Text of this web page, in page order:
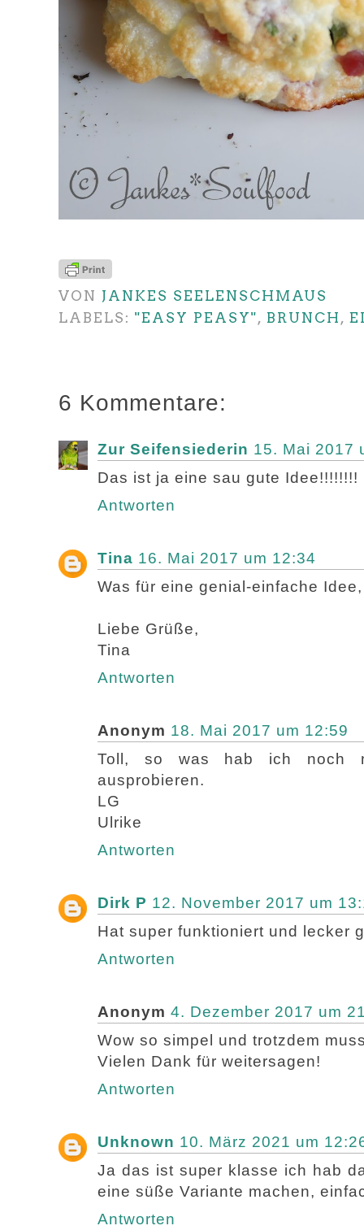
VON JANKES SEELENSCHMAUS
LABELS: "EASY PEASY", BRUNCH,
6 Kommentare:
Zur Seifensiederin 15. Mai 2017
Das ist ja eine sau gute Idee!!!!!!!!
Antworten
Tina 16. Mai 2017 um 12:34
Was für eine genial-einfache
Liebe Grüße,
Tina
Antworten
Anonym 18. Mai 2017 um 12:59
Toll, so was hab ich noch
ausprobieren.
LG
Ulrike
Antworten
Dirk P 12. November 2017 um
Hat super funktioniert und lecker
Antworten
Anonym 4. Dezember 2017 um
Wow so simpel und trotzdem
Vielen Dank für weitersagen!
Antworten
Unknown 10. März 2021 um
Ja das ist super klasse ich hab
eine süße Variante machen,
Antworten